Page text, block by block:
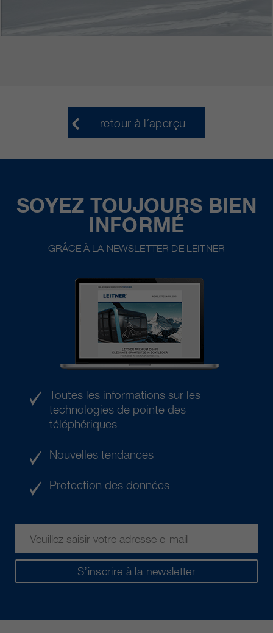
retour à l´aperçu
SOYEZ TOUJOURS BIEN
INFORMÉ
GRÂCE À LA NEWSLETTER DE LEITNER
S’inscrire à la newsletter
Toutes les informations sur les
technologies de pointe des
téléphériques
Nouvelles tendances
Protection des données